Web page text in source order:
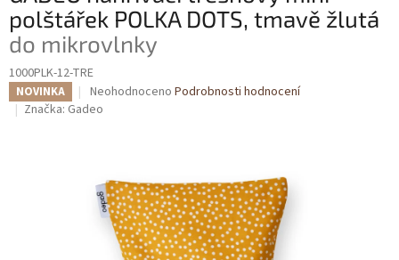
polštářek POLKA DOTS, tmavě žlutá
do mikrovlnky
1000PLK-12-TRE
NOVINKA
Průměrné
hodnocení
hvězdiček.
Neohodnoceno Podrobnosti hodnocení
Značka: Gadeo